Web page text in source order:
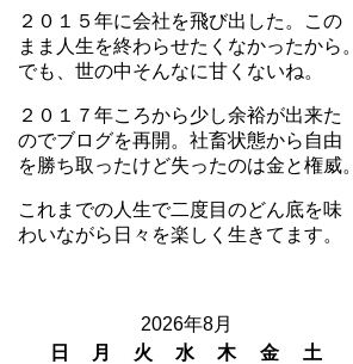
２０１５年に会社を飛び出した。この
まま人生を終わらせたくなかったから。
でも、世の中そんなに甘くないね。
２０１７年ころから少し余裕が出来た
のでブログを再開。社畜状態から自由
を勝ち取ったけど失ったのは金と権威。
これまでの人生で二度目のどん底を味
わいながら日々を楽しく生きてます。
2026年8月
日
月 火 水 木 金
土